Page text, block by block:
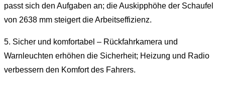
passt sich den Aufgaben an; die Auskipphöhe der Schaufel
von 2638 mm steigert die Arbeitseffizienz.
5. Sicher und komfortabel – Rückfahrkamera und
Warnleuchten erhöhen die Sicherheit; Heizung und Radio
verbessern den Komfort des Fahrers.